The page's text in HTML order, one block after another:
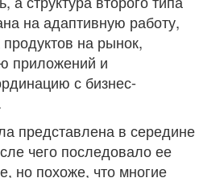
на адаптивную работу,
на рынок,
приложений и
с бизнес-
представлена в середине
чего последовало ее
но похоже, что многие